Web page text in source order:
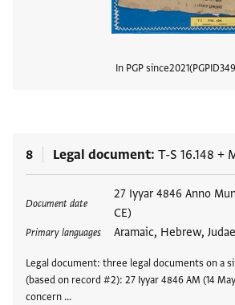
In PGP since2021 PGPID
8 Legal document T-S 16.148 +
Document date
27 Iyyar 4846 Anno
CE)
Primary languages Aramaic, Hebrew,
Legal document: three legal documents on a
(based on record #2): 27 Iyyar 4846 AM (14
concern …